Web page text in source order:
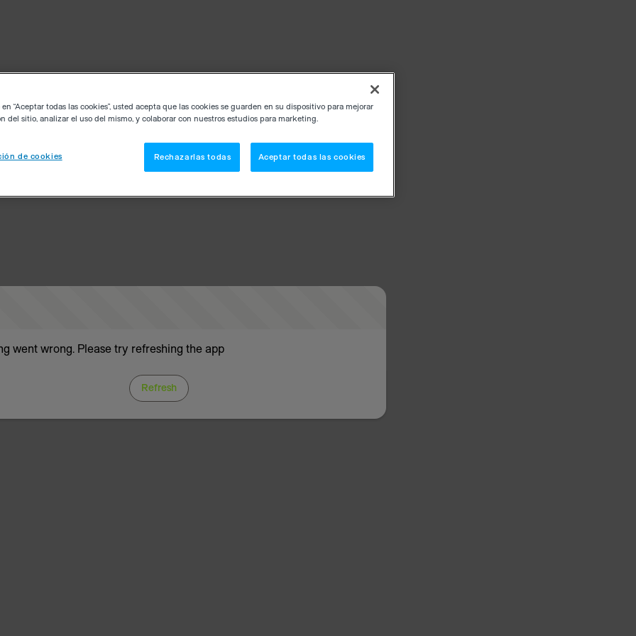
went wrong. Please try refreshing the app
Refresh
“Aceptar todas las cookies”, usted acepta que las cookies se guarden en su dispositivo para mejorar
del sitio, analizar el uso del mismo, y colaborar con nuestros estudios para marketing.
de cookies Rechazarlas todas Aceptar todas las cookies